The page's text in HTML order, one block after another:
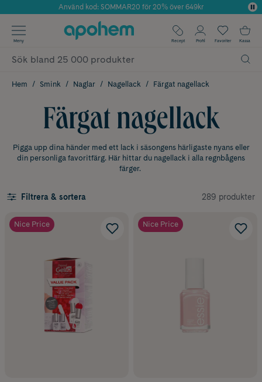
Årets Butik 2025 inom Skönhet
Använd kod: SOMMAR20 för 20% över 649kr
✓ Fri frakt
✓ Poäng på alla köp*
Meny Recept Profil Favoriter Kassa
Hem Smink Naglar Nagellack Färgat nagellack
Färgat nagellack
Pigga upp dina händer med ett lack i säsongens härligaste nyans eller
din personliga favoritfärg. Här hittar du nagellack i alla regnbågens
färger.
Filtrera & sortera 289 produkter
Nice Price Nice Price